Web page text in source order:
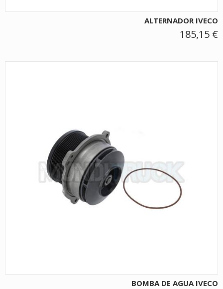
ALTERNADOR IVECO
185,15 €
BOMBA DE AGUA IVECO